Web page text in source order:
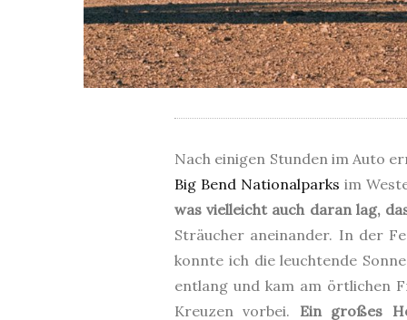
Nach einigen Stunden im Auto
Big Bend Nationalparksim
was vielleicht auch daran lag,
Sträucher aneinander. In der
konnte ich die leuchtende
entlang und kam am örtlichen
Kreuzen vorbei. Ein großes